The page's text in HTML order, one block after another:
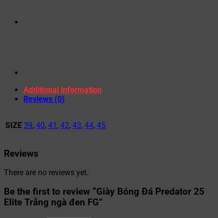
Additional information
Reviews (0)
SIZE 39, 40, 41 , 42, 43, 44, 45
Reviews
There are no reviews yet.
Be the first to review “Giày Bóng Đá Predator 25
Elite Trắng ngà đen FG”